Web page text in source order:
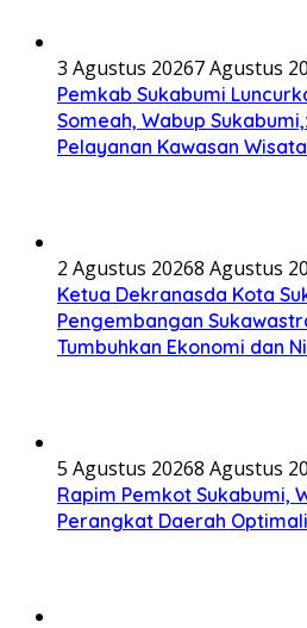
3 Agustus 20267 Agustus
Pemkab Sukabumi
Someah, Wabup
Pelayanan Kawasan
2 Agustus 20268 Agustus
Ketua Dekranasda Kota
Pengembangan
Tumbuhkan Ekonomi dan
5 Agustus 20268 Agustus
Rapim Pemkot Sukabumi,
Perangkat Daerah